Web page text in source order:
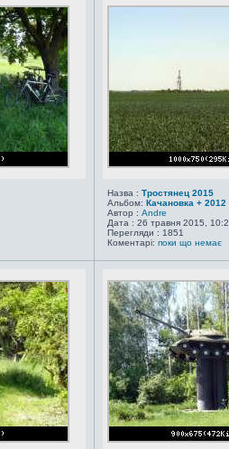
Назва : Тростянец 2015
Альбом: Качановка + 2012
Автор : Andre
Дата : 26 травня 2015,
Перегляди : 1851
Коментарі: поки що немає